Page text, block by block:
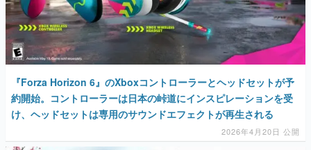
『Forza Horizon 6』のXboxコントローラーとヘッドセットが予
約開始。コントローラーは日本の峠道にインスピレーションを受
け、ヘッドセットは専用のサウンドエフェクトが再生される
2026年4月20日 公開